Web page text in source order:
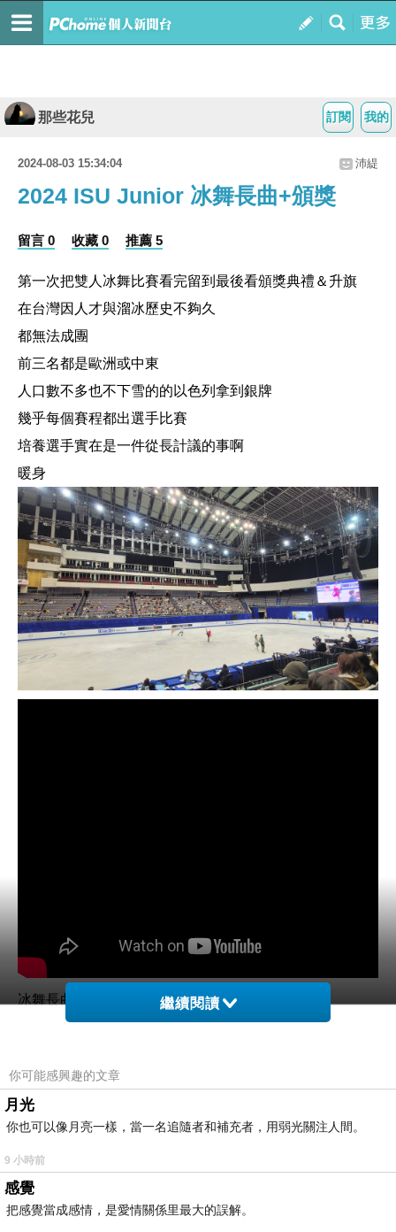
我的
訂閱
那些花兒
2024-08-03 15:34:04 沛緹
2024 ISU Junior 冰舞長曲+頒獎
留言 0 收藏 0 推薦 5
第一次把雙人冰舞比賽看完留到最後看頒獎典禮＆升旗
在台灣因人才與溜冰歷史不夠久
都無法成團
前三名都是歐洲或中東
人口數不多也不下雪的的以色列拿到銀牌
幾乎每個賽程都出選手比賽
培養選手實在是一件從長計議的事啊
暖身
冰舞長曲德國選手
獲得銅牌
繼續閱讀
你可能感興趣的文章
月光
你也可以像月亮一樣，當一名追隨者和補充者，用弱光關注人間。
9 小時前
感覺
把感覺當成感情，是愛情關係里最大的誤解。